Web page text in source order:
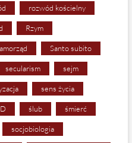
rozwód kościelny
Rzym
Santo subito
secularism sejm
sens życia
ślub śmierć
socjobiologia